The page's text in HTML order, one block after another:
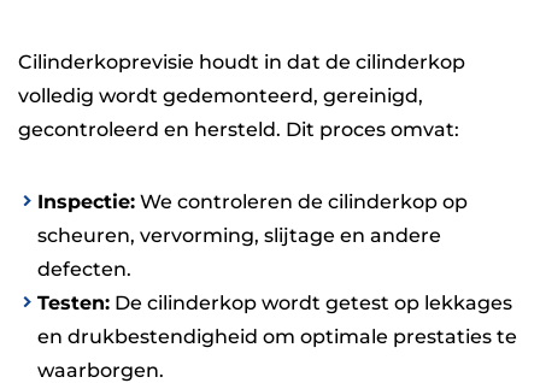
Cilinderkoprevisie houdt in dat de cilinderkop
volledig wordt gedemonteerd, gereinigd,
gecontroleerd en hersteld. Dit proces omvat:
Inspectie: We controleren de cilinderkop op
scheuren, vervorming, slijtage en andere
defecten.
Testen: De cilinderkop wordt getest op lekkages
en drukbestendigheid om optimale prestaties te
waarborgen.